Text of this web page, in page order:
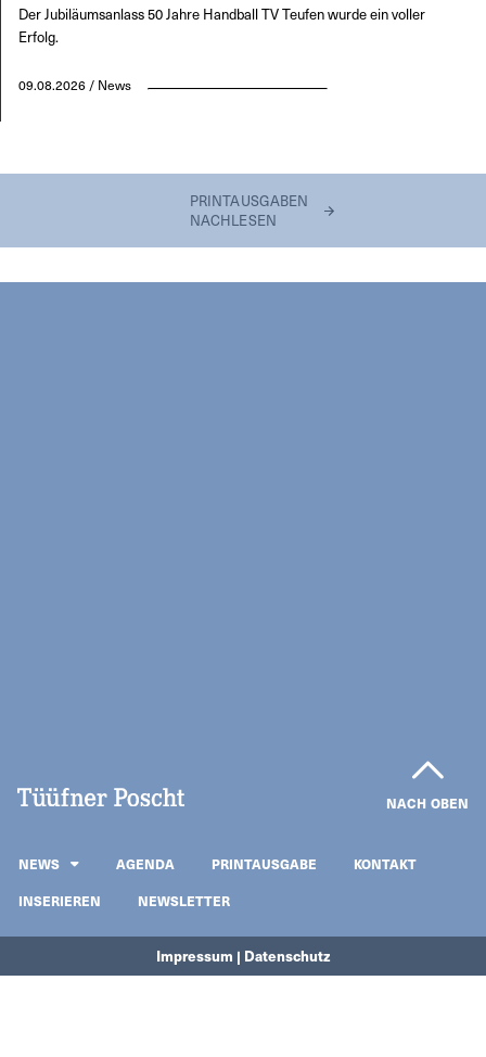
Der Jubiläumsanlass 50 Jahre Handball TV Teufen wurde ein voller
Erfolg.
09.08.2026 / News
PRINTAUSGABEN
NACHLESEN
NACH OBEN
NEWS AGENDA PRINTAUSGABE
KONTAKT
INSERIEREN
NEWSLETTER
Impressum | Datenschutz